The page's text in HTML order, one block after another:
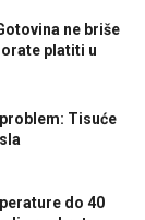
ne briše
platiti u
Tisuće
do 40